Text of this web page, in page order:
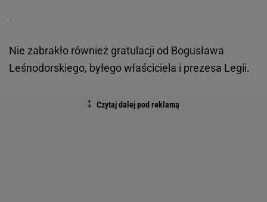
Nie zabrakło również gratulacji od Bogusława
Leśnodorskiego, byłego właściciela i prezesa Legii.